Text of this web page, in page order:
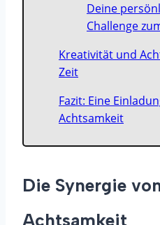
Deine
Challenge
Kreativität und
Zeit
Fazit: Eine
Achtsamkeit
Die Synergie
Achtsamkeit